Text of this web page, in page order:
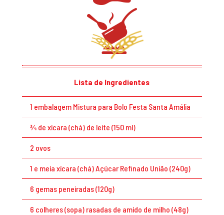
Lista de Ingredientes
1 embalagem Mistura para Bolo Festa Santa Amália
¾ de xícara (chá) de leite (150 ml)
2 ovos
1 e meia xícara (chá) Açúcar Refinado União (240g)
6 gemas peneiradas (120g)
6 colheres (sopa) rasadas de amido de milho (48g)